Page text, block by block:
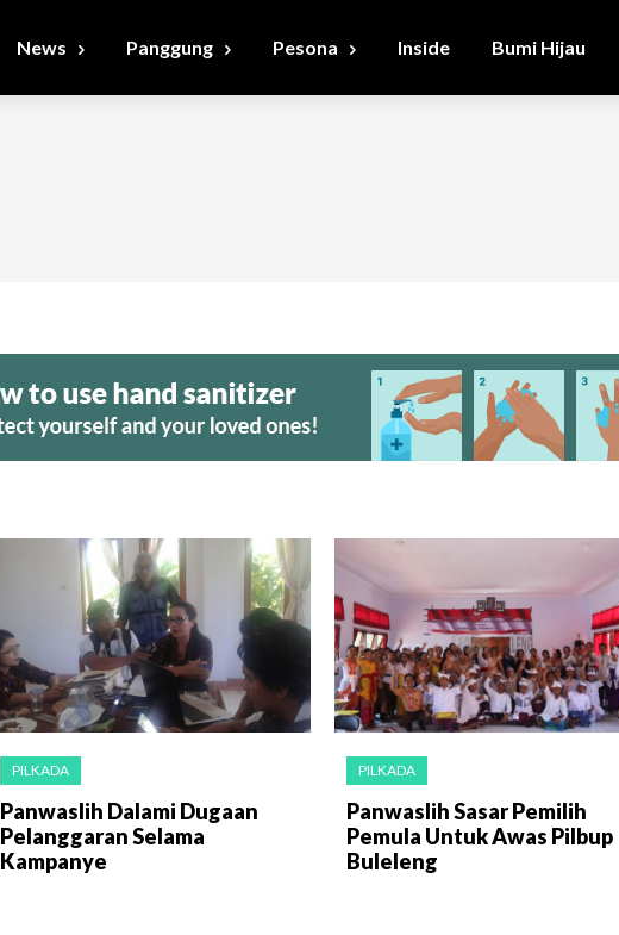
News Panggung Pesona Inside Bumi Hijau
PILKADA
Panwaslih Dalami Dugaan
Pelanggaran Selama
Kampanye
PILKADA
Panwaslih Sasar Pemilih
Pemula Untuk Awas Pilbup
Buleleng